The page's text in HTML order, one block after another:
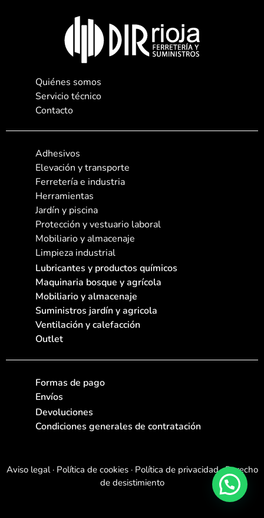
Quiénes somos
Servicio técnico
Contacto
Adhesivos
Elevación y transporte
Ferretería e industria
Herramientas
Jardín y piscina
Protección y vestuario laboral
Mobiliario y almacenaje
Limpieza industrial
Lubricantes y productos químicos
Maquinaria bosque y agrícola
Mobiliario y almacenaje
Suministros jardín y agricola
Ventilación y calefacción
Outlet
Formas de pago
Envíos
Devoluciones
Condiciones generales de contratación
Aviso legal·Política de cookies·Política de privacidad·Derecho
de desistimiento